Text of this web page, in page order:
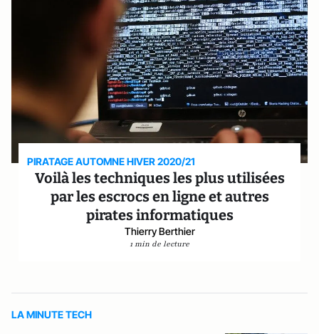
PIRATAGE AUTOMNE HIVER 2020/21
Voilà les techniques les plus utilisées
par les escrocs en ligne et autres
pirates informatiques
Thierry Berthier
1 min de lecture
LA MINUTE TECH